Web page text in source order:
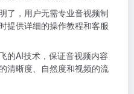
了，用户无需专业音视频制
提供详细的操作教程和客服
的AI技术，保证音视频内容
清晰度、自然度和视频的流